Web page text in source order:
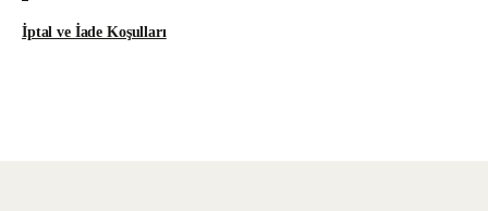
İptal ve İade Koşulları